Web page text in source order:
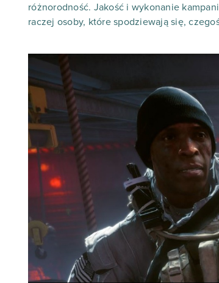
różnorodność. Jakość i wykonanie
raczej osoby, które spodziewają się,